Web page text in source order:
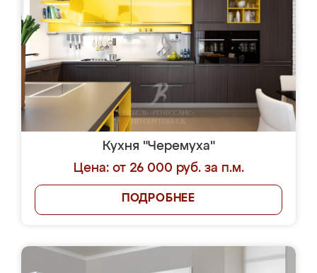
Кухня "Черемуха"
Цена: от 26 000 руб. за п.м.
ПОДРОБНЕЕ